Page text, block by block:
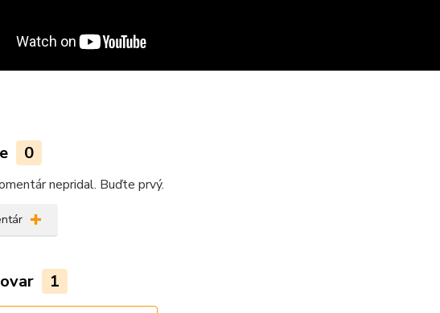
0
nepridal. Buďte prvý.
1